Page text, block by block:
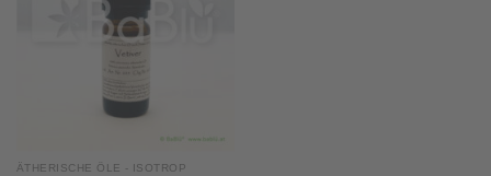
ÄTHERISCHE ÖLE - ISOTROP